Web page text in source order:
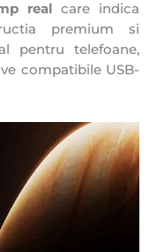
real care indica
premium si
pentru telefoane,
compatibile USB-